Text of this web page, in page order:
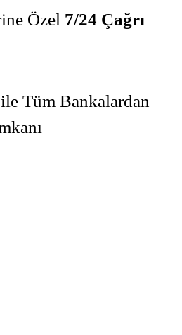
Özel 7/24 Çağrı
ile Tüm Bankalardan